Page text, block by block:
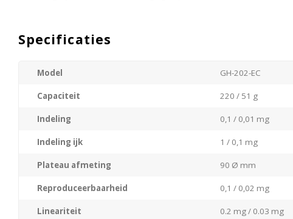
Specificaties
Model GH-202-EC
Capaciteit 220 / 51 g
Indeling 0,1 / 0,01 mg
Indeling ijk 1 / 0,1 mg
Plateau afmeting 90 Ø mm
Reproduceerbaarheid 0,1 / 0,02 mg
Lineariteit 0.2 mg / 0.03 mg